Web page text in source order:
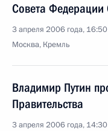
Совета
3 апреля 2006 года, 16:50
Москва, Кремль
Владимир Путин
Правительства
3 апреля 2006 года, 14:30